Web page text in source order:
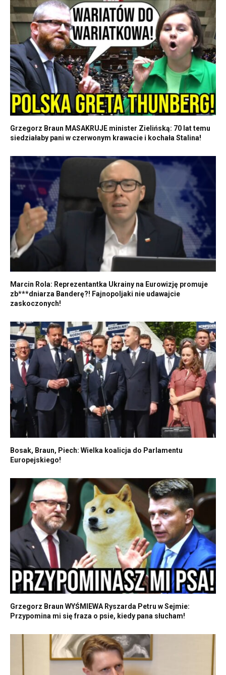
Grzegorz Braun MASAKRUJE minister Zielińską: 70 lat temu
siedziałaby pani w czerwonym krawacie i kochała Stalina!
Marcin Rola: Reprezentantka Ukrainy na Eurowizję promuje
zb***dniarza Banderę?! Fajnopoljaki nie udawajcie
zaskoczonych!
Bosak, Braun, Piech: Wielka koalicja do Parlamentu
Europejskiego!
Grzegorz Braun WYŚMIEWA Ryszarda Petru w Sejmie:
Przypomina mi się fraza o psie, kiedy pana słucham!